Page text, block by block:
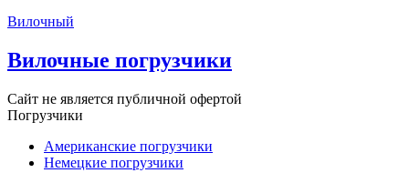
Вилочный
Вилочные погрузчики
Сайт не является публичной офертой
Погрузчики
Американские погрузчики
Немецкие погрузчики